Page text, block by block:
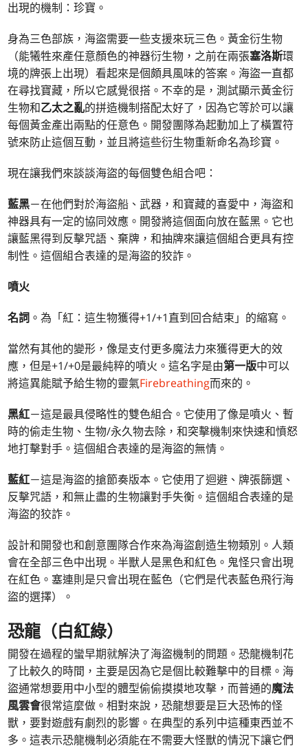
出現的機制：珍寶。
身為三色部族，海盜需要一些支援來玩三色。黃金衍生物
（能犧牲來產任意顏色的神器衍生物，之前在兩張塞洛斯環
境的牌張上出現）看起來是個頗具風味的答案。海盜一直都
在尋找寶藏，所以它感覺很搭。不幸的是，測試顯示黃金衍
生物和乙太之亂的拼造機制搭配太好了，因為它等於可以讓
每個黃金產出兩點的任意色。開發團隊為起動加上了橫置符
號來防止這個互動，並且將這些衍生物重新命名為珍寶。
現在讓我們來談談海盜的每個雙色組合吧：
藍黑－在他們對於海盜船、武器，和寶藏的喜愛中，海盜和
神器具有一定的協同效應。開發將這個面向放在藍黑。它也
讓藍黑得到反擊咒語、棄牌，和抽牌來讓這個組合更具有控
制性。這個組合表達的是海盜的狡詐。
噴火
名詞 。為「紅：這生物獲得+1/+1直到回合結束」的縮寫。
當然有其他的變形，像是支付更多魔法力來獲得更大的效
應，但是+1/+0是最純粹的噴火。這名字是由第一版中可以
將這異能賦予給生物的靈氣Firebreathing而來的。
黑紅－這是最具侵略性的雙色組合。它使用了像是噴火、暫
時的偷走生物、生物/永久物去除，和突擊機制來快速和憤怒
地打擊對手。這個組合表達的是海盜的無情。
藍紅－這是海盜的搶節奏版本。它使用了迴避、牌張篩選、
反擊咒語，和無止盡的生物讓對手失衡。這個組合表達的是
海盜的狡詐。
設計和開發也和創意團隊合作來為海盜創造生物類別。人類
會在全部三色中出現。半獸人是黑色和紅色。鬼怪只會出現
在紅色。塞連則是只會出現在藍色（它們是代表藍色飛行海
盜的選擇）。
恐龍（白紅綠）
開發在過程的蠻早期就解決了海盜機制的問題。恐龍機制花
了比較久的時間，主要是因為它是個比較難擊中的目標。海
盜通常想要用中小型的體型偷偷摸摸地攻擊，而普通的魔法
風雲會很常這麼做。相對來說，恐龍想要是巨大恐怖的怪
獸，要對遊戲有劇烈的影響。在典型的系列中這種東西並不
多。這表示恐龍機制必須能在不需要大怪獸的情況下讓它們